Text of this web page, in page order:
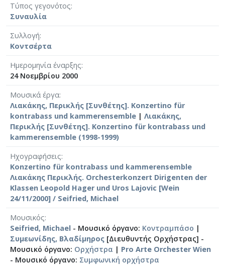
Τύπος γεγονότος
Συναυλία
Συλλογή
Κοντσέρτα
Ημερομηνία έναρξης
24 Νοεμβρίου 2000
Μουσικά έργα
Λιακάκης, Περικλής [Συνθέτης]. Konzertino für
kontrabass und kammerensemble | Λιακάκης,
Περικλής [Συνθέτης]. Konzertino für kontrabass und
kammerensemble (1998-1999)
Ηχογραφήσεις
Konzertino für kontrabass und kammerensemble
Λιακάκης Περικλής. Orchesterkonzert Dirigenten der
Klassen Leopold Hager und Uros Lajovic [Wein
24/11/2000] / Seifried, Michael
Μουσικός
Seifried, Michael - Μουσικό όργανο: Κοντραμπάσο |
Συμεωνίδης, Βλαδίμηρος [Διευθυντής Ορχήστρας] -
Μουσικό όργανο: Ορχήστρα | Pro Arte Orchester Wien
- Μουσικό όργανο: Συμφωνική ορχήστρα